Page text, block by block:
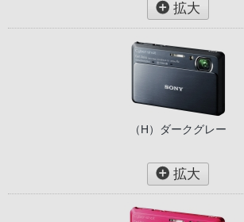
To view this
拡大
（H）ダークグレー
拡大